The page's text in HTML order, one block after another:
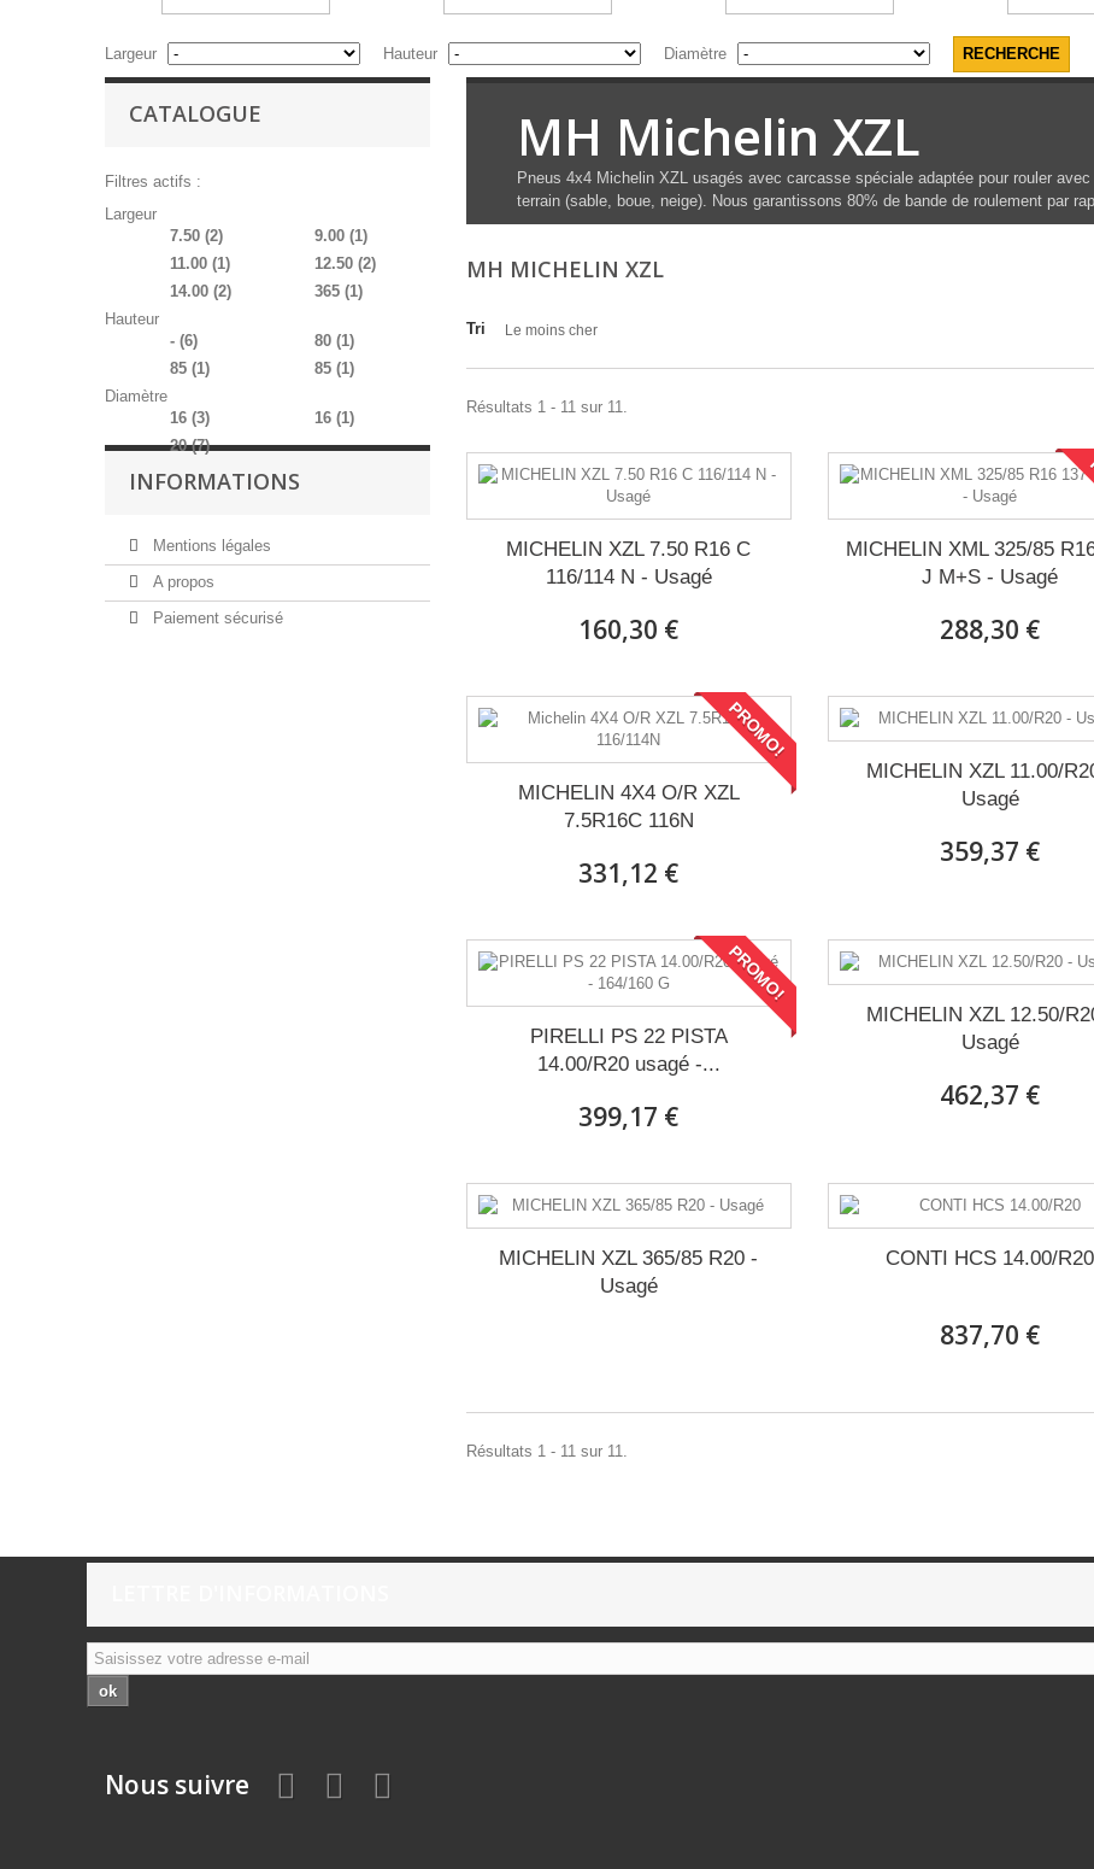
Largeur Hauteur Diamètre
CATALOGUE
Filtres actifs :
Largeur
7.50 (2) 9.00 (1)
11.00 (1) 12.50 (2)
14.00 (2) 365 (1)
Hauteur
- (6) 80 (1)
85 (1) 85 (1)
Diamètre
16 (3) 16 (1)
20(7)
INFORMATIONS
Mentions légales
A propos
Paiement sécurisé
MH Michelin XZL
Pneus 4x4 Michelin XZL usagés avec carcasse spéciale adaptée pour rouler
terrain (sable, boue, neige). Nous garantissons 80% de bande de roulement par
MH MICHELIN XZL
Tri Le moins cher
Résultats 1 - 11 sur 11.
MICHELIN XZL 7.50 R16 C
116/114 N - Usagé
160,30 €
MICHELIN XML 325/85
J M+S - Usagé
288,30 €
PROMO!
MICHELIN 4X4 O/R XZL
7.5R16C 116N
331,12 €
MICHELIN XZL 11.00/
Usagé
359,37 €
PROMO!
PIRELLI PS 22 PISTA
14.00/R20 usagé -...
399,17 €
MICHELIN XZL 12.50/
Usagé
462,37 €
MICHELIN XZL 365/85 R20 -
Usagé
CONTI HCS 14.00/R20
837,70 €
Résultats 1 - 11 sur 11.
ok
Nous suivre